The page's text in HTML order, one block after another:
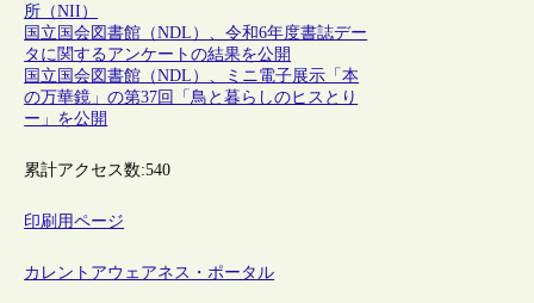
所（NII）
国立国会図書館（NDL）、令和6年度書誌デー
タに関するアンケートの結果を公開
国立国会図書館（NDL）、ミニ電子展示「本
の万華鏡」の第37回「鳥と暮らしのヒスとり
ー」を公開
累計アクセス数:540
印刷用ページ
カレントアウェアネス・ポータル